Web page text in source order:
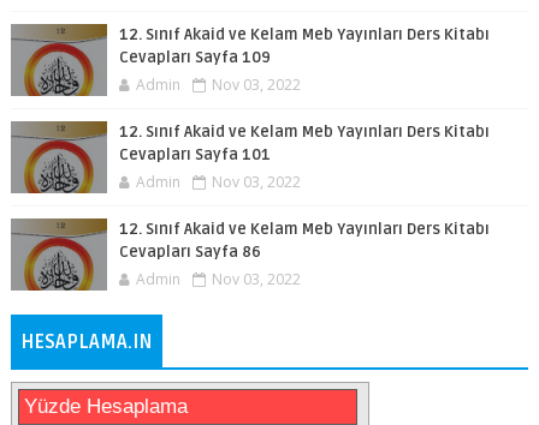
12. Sınıf Akaid ve Kelam Meb Yayınları Ders Kitabı
Cevapları Sayfa 109
Admin Nov 03, 2022
12. Sınıf Akaid ve Kelam Meb Yayınları Ders Kitabı
Cevapları Sayfa 101
Admin Nov 03, 2022
12. Sınıf Akaid ve Kelam Meb Yayınları Ders Kitabı
Cevapları Sayfa 86
Admin Nov 03, 2022
HESAPLAMA.IN
Yüzde Hesaplama